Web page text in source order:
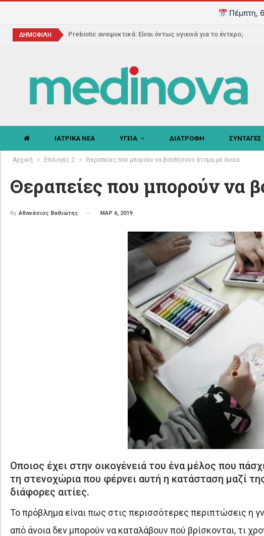
Πέμπτη,
ΔΗΜΟΦΙΛΗ Prebiotic αναψυκτικά: Είναι όντως υγιεινά για το έντερο;
ΙΑΤΡΙΚΑ ΝΕΑ ΥΓΕΙΑ ΔΙΑΤΡΟΦΗ ΣΥΝΤΑΓΕΣ
Αρχική Επιλογές 2 Θεραπείες που μπορούν να βοηθήσουν άτομα με άνοια
Θεραπείες που μπορούν να
By Αθανάσιος Βαθιώτης ΜΑΡ 6, 2019
Οποιος έχει στην οικογένειά του ένα μέλος που
τη στενοχώρια που φέρνει αυτή η κατάσταση μαζί
διάφορες αιτίες.
Το πρόβλημα είναι πως στις περισσότερες περιπτώσεις η
από άνοια δεν μπορούν να καταλάβουν πού βρίσκονται, τι